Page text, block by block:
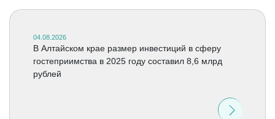
04.08.2026
В Алтайском крае размер инвестиций в сферу
гостеприимства в 2025 году составил 8,6 млрд
рублей